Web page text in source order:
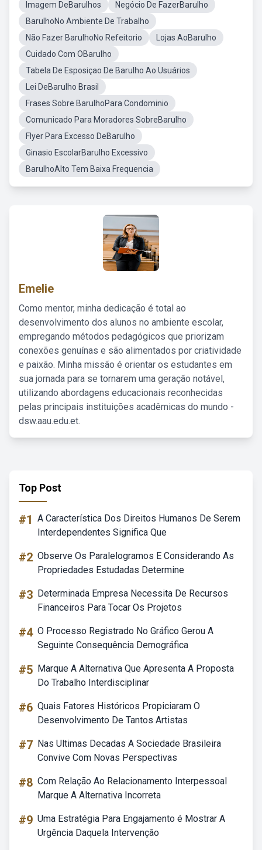
Imagem DeBarulhos
Negócio De FazerBarulho
BarulhoNo Ambiente De Trabalho
Não Fazer BarulhoNo Refeitorio
Lojas AoBarulho
Cuidado Com OBarulho
Tabela De Esposiçao De Barulho Ao Usuários
Lei DeBarulho Brasil
Frases Sobre BarulhoPara Condominio
Comunicado Para Moradores SobreBarulho
Flyer Para Excesso DeBarulho
Ginasio EscolarBarulho Excessivo
BarulhoAlto Tem Baixa Frequencia
Emelie
Como mentor, minha dedicação é total ao
desenvolvimento dos alunos no ambiente escolar,
empregando métodos pedagógicos que priorizam
conexões genuínas e são alimentados por criatividade
e paixão. Minha missão é orientar os estudantes em
sua jornada para se tornarem uma geração notável,
utilizando abordagens educacionais reconhecidas
pelas principais instituições acadêmicas do mundo -
dsw.aau.edu.et.
Top Post
#1 A Característica Dos Direitos Humanos De Serem
Interdependentes Significa Que
#2 Observe Os Paralelogramos E Considerando As
Propriedades Estudadas Determine
#3 Determinada Empresa Necessita De Recursos
Financeiros Para Tocar Os Projetos
#4 O Processo Registrado No Gráfico Gerou A
Seguinte Consequência Demográfica
#5 Marque A Alternativa Que Apresenta A Proposta
Do Trabalho Interdisciplinar
#6 Quais Fatores Históricos Propiciaram O
Desenvolvimento De Tantos Artistas
#7 Nas Ultimas Decadas A Sociedade Brasileira
Convive Com Novas Perspectivas
#8 Com Relação Ao Relacionamento Interpessoal
Marque A Alternativa Incorreta
#9 Uma Estratégia Para Engajamento é Mostrar A
Urgência Daquela Intervenção